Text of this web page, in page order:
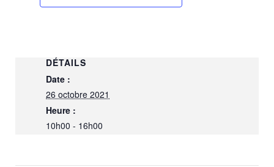
DÉTAILS
Date :
26 octobre 2021
Heure :
10h00 - 16h00